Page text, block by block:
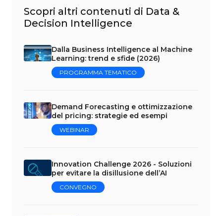
Scopri altri contenuti di Data &
Decision Intelligence
Dalla Business Intelligence al Machine
Learning: trend e sfide (2026)
PROGRAMMA TEMATICO
Demand Forecasting e ottimizzazione
del pricing: strategie ed esempi
WEBINAR
Innovation Challenge 2026 - Soluzioni
per evitare la disillusione dell’AI
CONVEGNO